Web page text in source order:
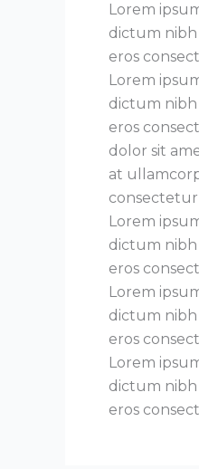
Lorem
dictum nibh
eros
Lorem
dictum nibh
eros
dolor sit
at
consectetur
Lorem
dictum nibh
eros
Lorem
dictum nibh
eros
Lorem
dictum nibh
eros